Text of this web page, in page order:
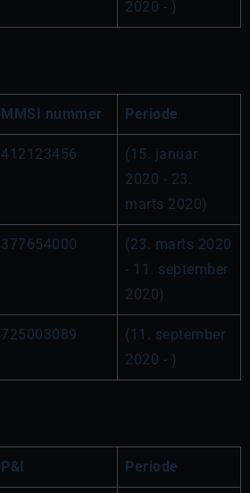
2020 - )
MMSI nummer Periode
412123456
(15. januar
2020 - 23.
marts 2020)
377654000
(23. marts 2020
- 11. september
2020)
725003089
(11. september
2020 - )
P&I Periode